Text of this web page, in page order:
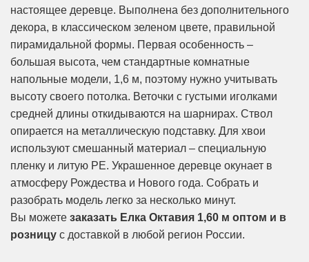
настоящее деревце. Выполнена без дополнительного
декора, в классическом зеленом цвете, правильной
пирамидальной формы. Первая особенность –
большая высота, чем стандартные комнатные
напольные модели, 1,6 м, поэтому нужно учитывать
высоту своего потолка. Веточки с густыми иголками
средней длины откидываются на шарнирах. Ствол
опирается на металлическую подставку. Для хвои
используют смешанный материал – специальную
пленку и литую PE. Украшенное деревце окунает в
атмосферу Рождества и Нового года. Собрать и
разобрать модель легко за несколько минут.
Вы можете заказать Елка Октавия 1,60 м оптом и в
розницу с доставкой в любой регион России.